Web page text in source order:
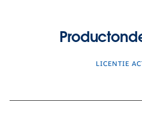
LICENTIE